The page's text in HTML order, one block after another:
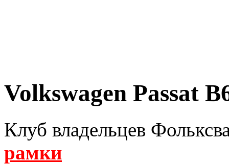
Volkswagen Passat
Клуб владельцев
рамки